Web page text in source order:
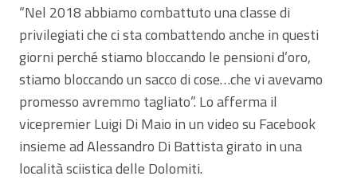
“Nel 2018 abbiamo combattuto una classe di
privilegiati che ci sta combattendo anche in questi
giorni perché stiamo bloccando le pensioni d’oro,
stiamo bloccando un sacco di cose…che vi avevamo
promesso avremmo tagliato”. Lo afferma il
vicepremier Luigi Di Maio in un video su Facebook
insieme ad Alessandro Di Battista girato in una
località sciistica delle Dolomiti.